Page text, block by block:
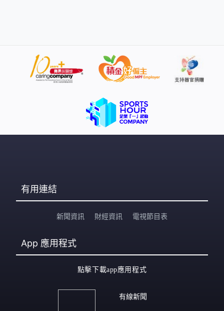
有用連結
新聞資訊 財經資訊 電視節目表
App 應用程式
點擊下載app應用程式
有線新聞